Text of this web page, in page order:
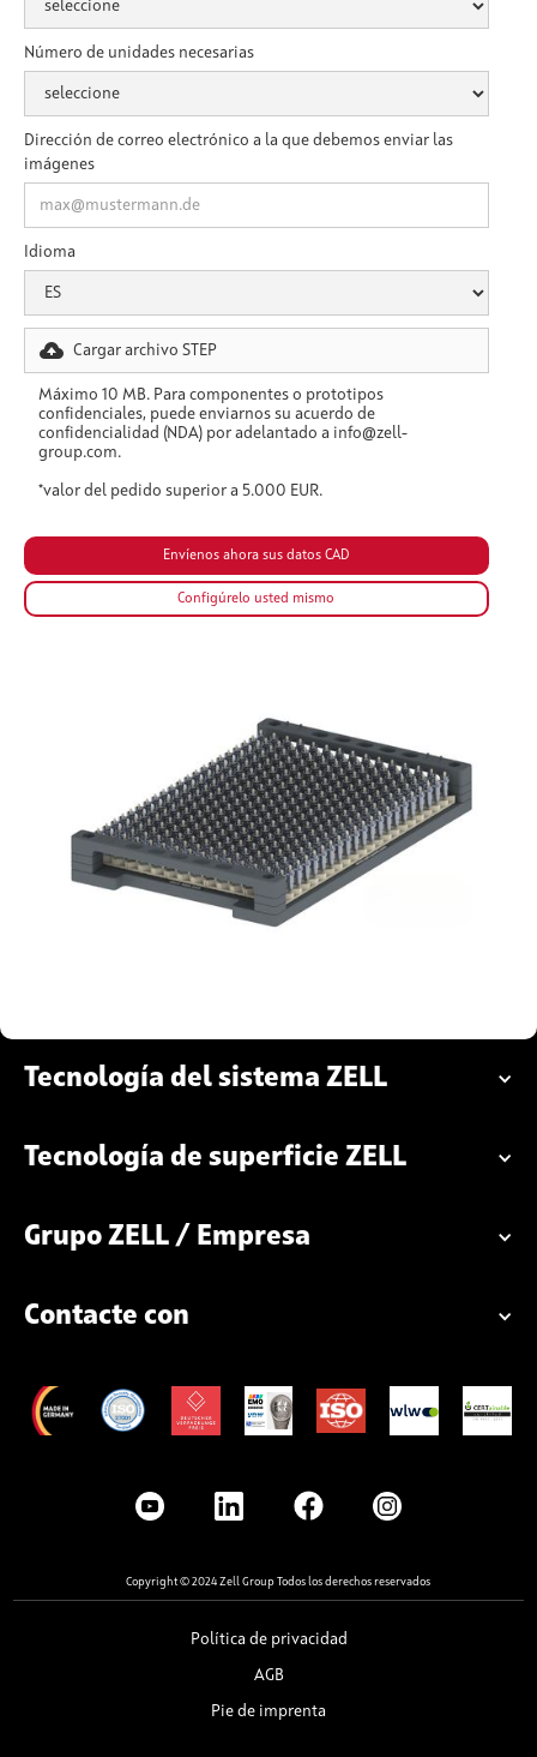
Número de unidades necesarias
Dirección de correo electrónico a la que debemos enviar las
imágenes
Idioma
Cargar archivo STEP
Máximo 10 MB. Para componentes o prototipos
confidenciales, puede enviarnos su acuerdo de
confidencialidad (NDA) por adelantado a info@zell-
group.com.
*valor del pedido superior a 5.000 EUR.
Configúrelo usted mismo
Tecnología del sistema ZELL
Tecnología de superficie ZELL
Grupo ZELL / Empresa
Contacte con
Copyright © 2024 Zell Group Todos los derechos reservados
Política de privacidad
AGB
Pie de imprenta